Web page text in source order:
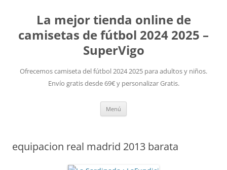
La mejor tienda online de
camisetas de fútbol 2024 2025 –
SuperVigo
Ofrecemos camiseta del fútbol 2024 2025 para adultos y niños.
Envío gratis desde 69€ y personalizar Gratis.
Menú
equipacion real madrid 2013 barata